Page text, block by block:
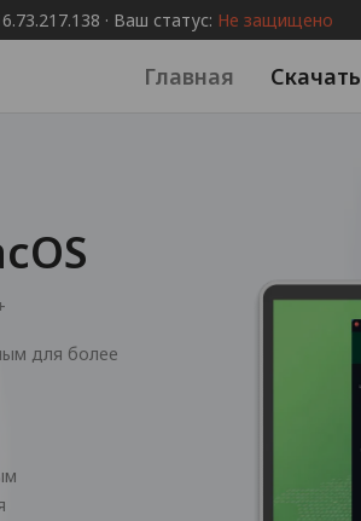
· Ваш статус: Не защищено
Главная Скачать
для более